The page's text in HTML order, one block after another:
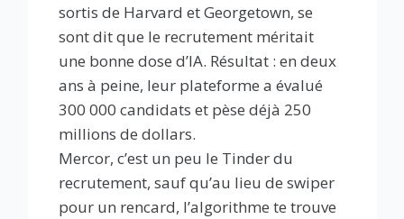
sortis de Harvard et Georgetown, se
sont dit que le recrutement méritait
une bonne dose d’IA. Résultat : en deux
ans à peine, leur plateforme a évalué
300 000 candidats et pèse déjà 250
millions de dollars.
Mercor, c’est un peu le Tinder du
recrutement, sauf qu’au lieu de swiper
pour un rencard, l’algorithme te trouve